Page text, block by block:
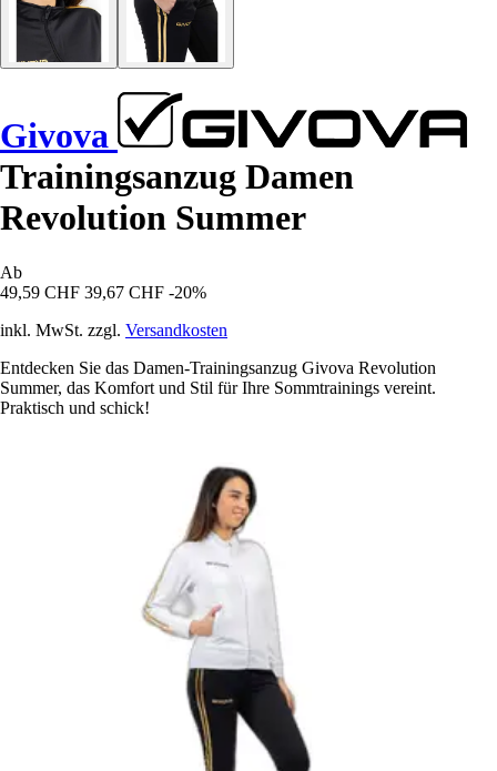
Givova
Trainingsanzug Damen
Revolution Summer
Ab
49,59 CHF 39,67 CHF -20%
inkl. MwSt. zzgl. Versandkosten
Entdecken Sie das Damen-Trainingsanzug Givova Revolution
Summer, das Komfort und Stil für Ihre Sommtrainings vereint.
Praktisch und schick!